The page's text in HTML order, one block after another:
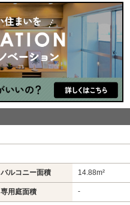
バルコニー面積 14.88m²
専用庭面積 -